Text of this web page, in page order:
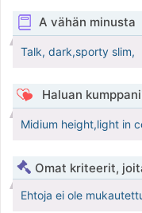
A vähän minusta
Talk, dark,sporty slim,
Haluan
Midium height,light in
Omat kriteerit,
Ehtoja ei ole